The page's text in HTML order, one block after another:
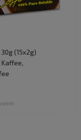
(15x2g)